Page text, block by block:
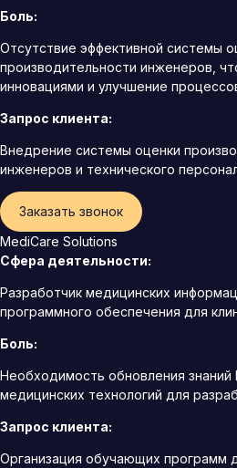
Боль:
Отсутствие эффективной системы
производительности инженеров,
инновациями и улучшение
Запрос клиента:
Внедрение системы оценки
инженеров и технического
Заказать звонок
MediCare Solutions
Сфера деятельности:
Разработчик медицинских
программного обеспечения для
Боль:
Необходимость обновления знаний
медицинских технологий для
Запрос клиента:
Организация обучающих программ